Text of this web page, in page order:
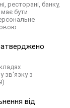
ресторані, банку,
має бути
зв'язку з
від